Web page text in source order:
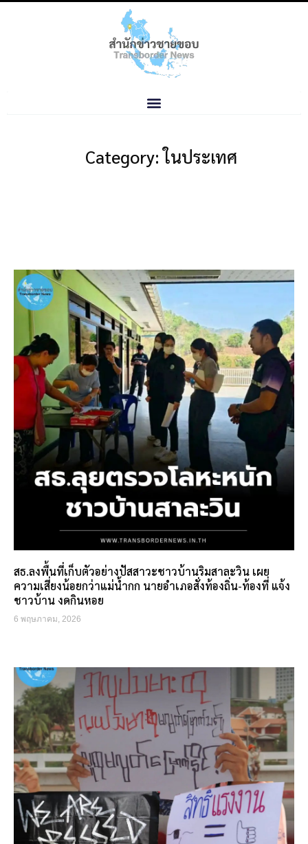
Category: ในประเทศ
สธ.ลงพื้นที่เก็บตัวอย่างปัสสาวะชาวบ้านริมสาละวิน เผย
ความเสี่ยงน้อยกว่าแม่น้ำกก นายอำเภอสั่งท้องถิ่น-ท้องที่ แจ้ง
ชาวบ้าน งดกินหอย
6 พฤษภาคม, 2026